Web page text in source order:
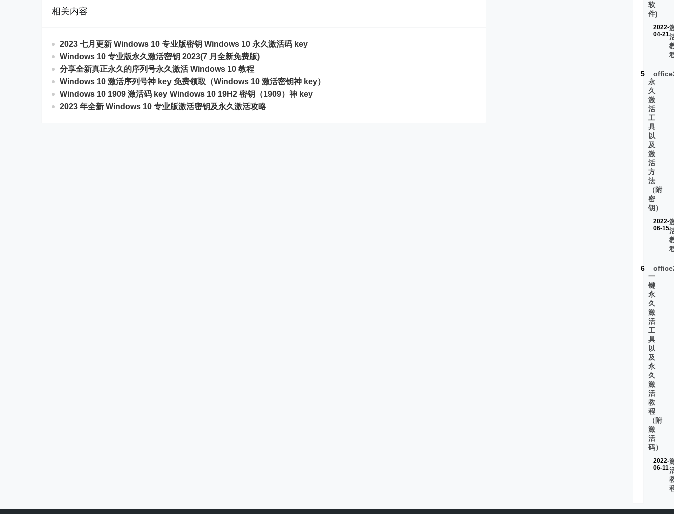
相关内容
2023 七月更新 Windows 10 专业版密钥 Windows 10 永久激活码 key
Windows 10 专业版永久激活密钥 2023(7 月全新免费版)
分享全新真正永久的序列号永久激活 Windows 10 教程
Windows 10 激活序列号神 key 免费领取（Windows 10 激活密钥神 key）
Windows 10 1909 激活码 key Windows 10 19H2 密钥（1909）神 key
2023 年全新 Windows 10 专业版激活密钥及永久激活攻略
软
件)
2022-
04-21
5
永
久
激
活
工
具
以
及
激
活
方
法
（附
密
钥）
2022-
06-15
6
一
键
永
久
激
活
工
具
以
及
永
久
激
活
教
程
（附
激
活
码）
2022-
06-11